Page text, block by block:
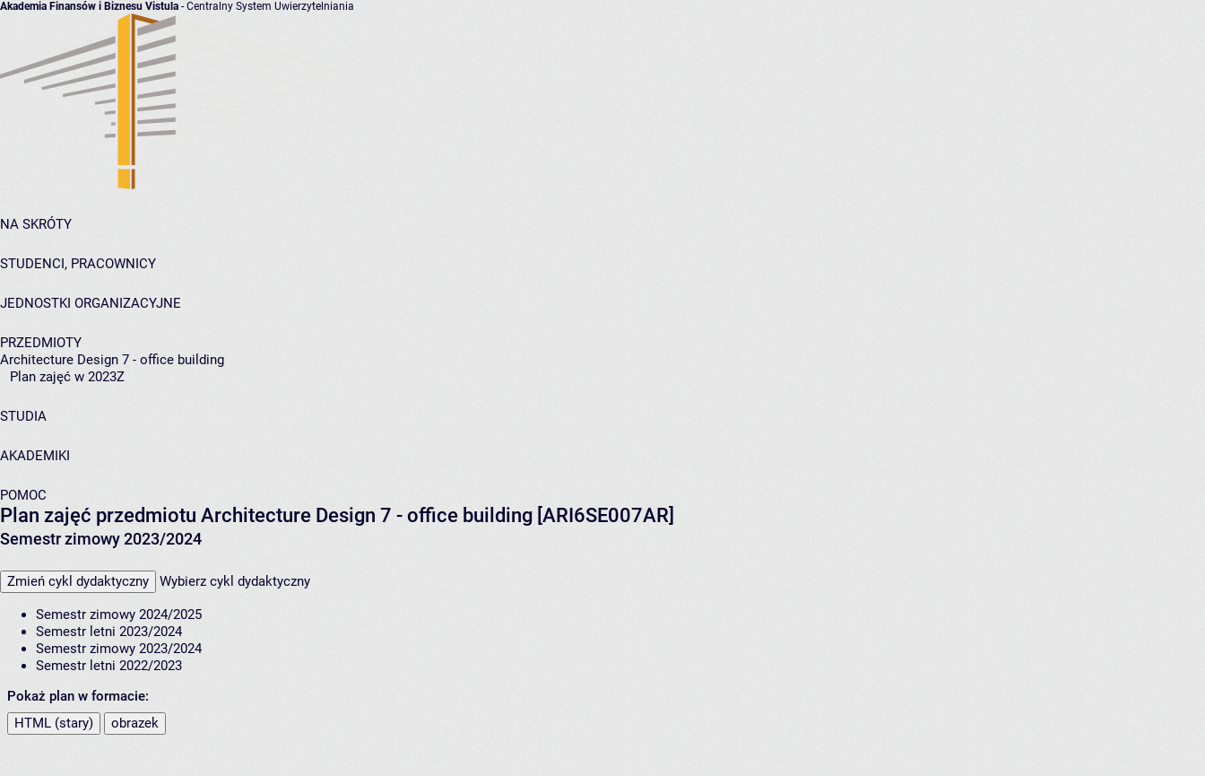
Akademia Finansów i Biznesu Vistula - Centralny System Uwierzytelniania
NA SKRÓTY
STUDENCI, PRACOWNICY
JEDNOSTKI ORGANIZACYJNE
PRZEDMIOTY
Architecture Design 7 - office building
Plan zajęć w 2023Z
STUDIA
AKADEMIKI
POMOC
Plan zajęć przedmiotu Architecture Design 7 - office building [ARI6SE007AR]
Semestr zimowy 2023/2024
Zmień cykl dydaktyczny Wybierz cykl dydaktyczny
Semestr zimowy 2024/2025
Semestr letni 2023/2024
Semestr zimowy 2023/2024
Semestr letni 2022/2023
Pokaż plan w formacie:
HTML (stary)
obrazek